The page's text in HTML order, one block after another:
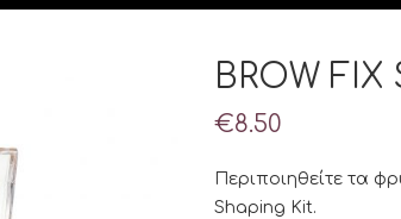
BROW FIX
€8.50
Περιποιηθείτε τα
Shaping Kit.